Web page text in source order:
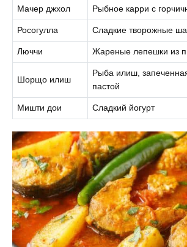
Мачер джхол Рыбное карри с
Росогулла Сладкие творожные
Люччи Жареные лепешки из
Шорщо илиш
Рыба илиш,
пастой
Мишти дои Сладкий йогурт